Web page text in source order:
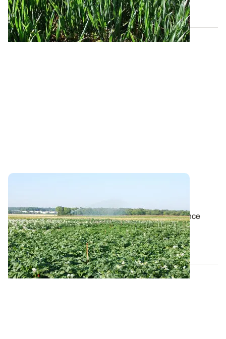
10 DÉC. 2025
L’irrigation des pommes de terre favorise la croissance
foliaire, ce qui augmente le...
05 JUIN 2025